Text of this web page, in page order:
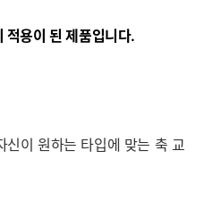
적용이 된 제품입니다.
신이 원하는 타입에 맞는 축 교